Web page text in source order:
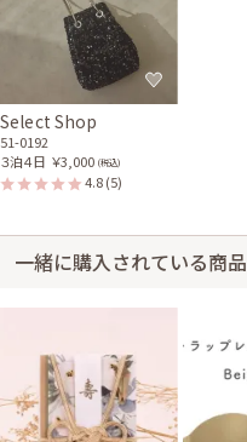
Select Shop
51-0192
３泊４日 ￥3,000 (税込)
4.8(5)
一緒に購入されている商品